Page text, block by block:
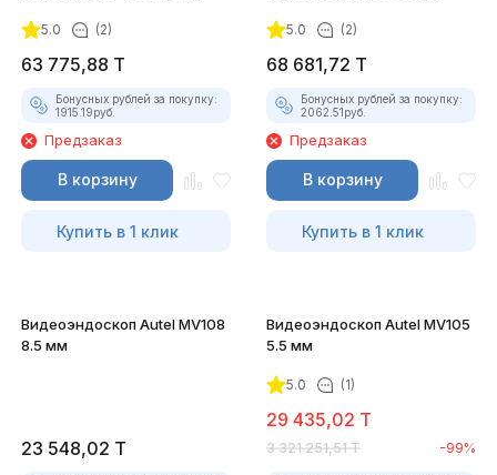
5.0 (2)
63 775,88 T
Бонусных рублей за покупку:
1915.19руб.
Предзаказ
В корзину
Купить в 1 клик
5.0 (2)
68 681,72 T
Бонусных рублей за покупку:
2062.51руб.
Предзаказ
В корзину
Купить в 1 клик
Видеоэндоскоп Autel MV108
8.5 мм
23 548,02 T
Видеоэндоскоп Autel MV105
5.5 мм
5.0 (1)
29 435,02 T
3 321 251,51 T -99%